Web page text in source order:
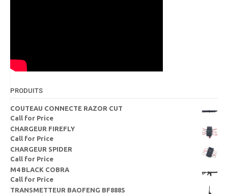
PRODUITS
COUTEAU CONNECTE RAZOR CUT
Call for Price
CHARGEUR FIREFLY
Call for Price
CHARGEUR SPIDER
Call for Price
M4 BLACK COBRA
Call for Price
TRANSMETTEUR BAOFENG BF888S